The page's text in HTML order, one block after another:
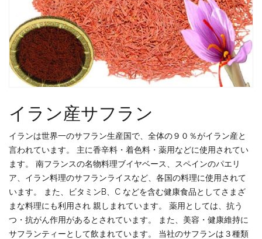
イラン産サフラン
イランは世界一のサフラン生産国で、全体の９０％がイラン産と
言われています。 主に香辛料・着色料・薬用などに使用されてい
ます。 南フランスの名物料理ブイヤベース、スペインのパエリ
ア、イラン料理のサフランライスなど、各国の料理に使用されて
います。 また、ビタミンB、C などを含む健康食品としてさまざ
まな料理にも利用され 親しまれています。 薬用としては、抗う
つ・抗がん作用があるとされています。 また、美容・健康維持に
サフランティーとして飲まれています。 当社のサフランは３種類